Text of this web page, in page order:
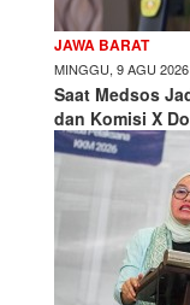
JAWA BARAT
MINGGU, 9 AGU 2026
Saat Medsos
dan Komisi X